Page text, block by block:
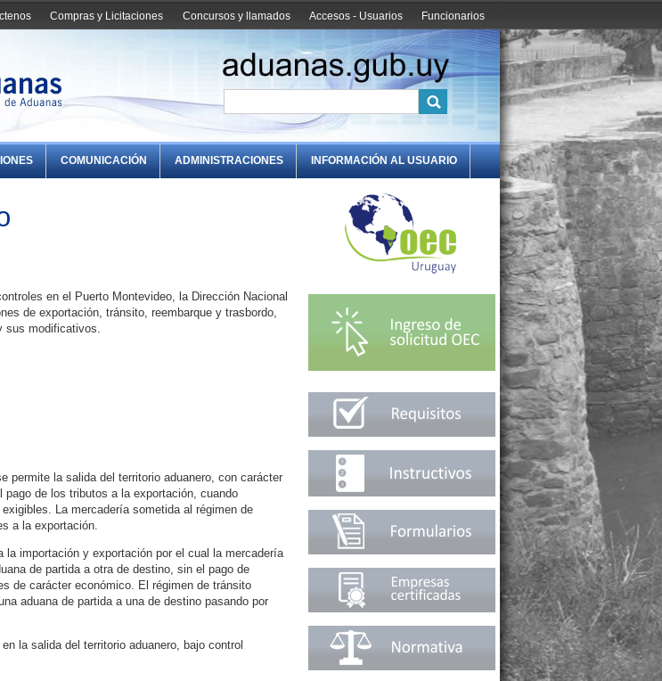
Funcionarios
Accesos - Usuarios
Concursos y llamados
Compras y Licitaciones
COMUNICACIÓN ADMINISTRACIONES INFORMACIÓN AL USUARIO
en el Puerto Montevideo, la Dirección Nacional
de exportación, tránsito, reembarque y trasbordo,
sus modificativos.
permite la salida del territorio aduanero, con carácter
de los tributos a la exportación, cuando
La mercadería sometida al régimen de
a la exportación.
la importación y exportación por el cual la mercadería
de partida a otra de destino, sin el pago de
de carácter económico. El régimen de tránsito
aduana de partida a una de destino pasando por
la salida del territorio aduanero, bajo control